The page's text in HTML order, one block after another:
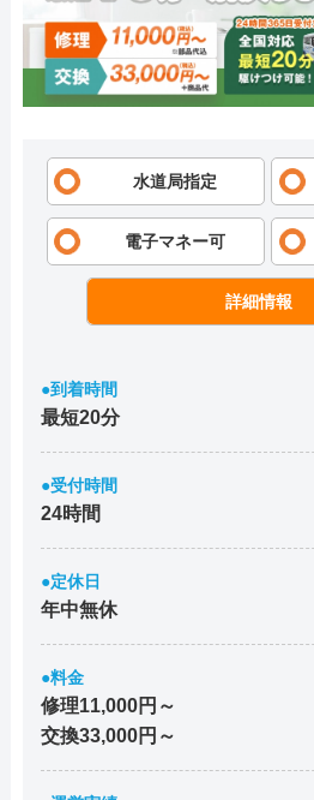
水道局指定
電子マネー可
詳細情報
●到着時間
最短20分
●受付時間
24時間
●定休日
年中無休
●料金
修理11,000円～
交換33,000円～